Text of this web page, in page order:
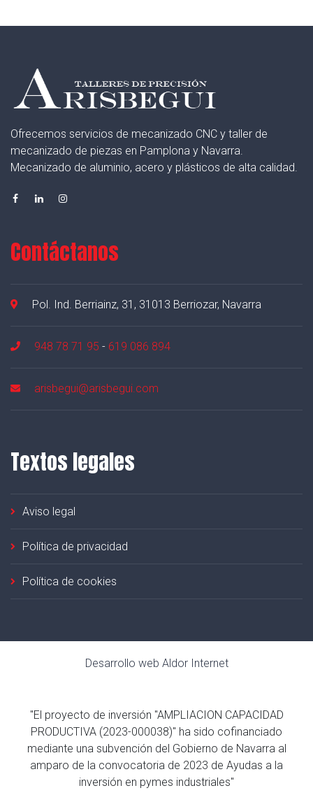
Ofrecemos servicios de mecanizado CNC y taller de
mecanizado de piezas en Pamplona y Navarra.
Mecanizado de aluminio, acero y plásticos de alta calidad.
Contáctanos
Pol. Ind. Berriainz, 31, 31013 Berriozar, Navarra
948 78 71 95 - 619 086 894
arisbegui@arisbegui.com
Textos legales
Aviso legal
Política de privacidad
Política de cookies
Desarrollo web Aldor Internet
"El proyecto de inversión "AMPLIACION CAPACIDAD
PRODUCTIVA (2023-000038)" ha sido cofinanciado
mediante una subvención del Gobierno de Navarra al
amparo de la convocatoria de 2023 de Ayudas a la
inversión en pymes industriales"